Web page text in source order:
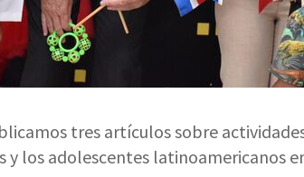
tres artículos sobre
y los adolescentes latinoamericanos